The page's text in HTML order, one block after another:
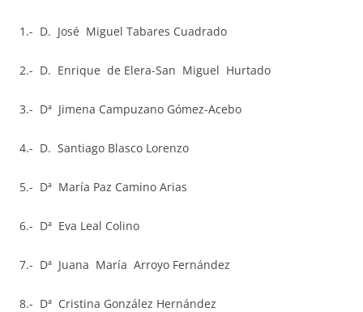
1.- D. José Miguel Tabares Cuadrado
2.- D. Enrique de Elera-San Miguel Hurtado
3.- Dª Jimena Campuzano Gómez-Acebo
4.- D. Santiago Blasco Lorenzo
5.- Dª María Paz Camino Arias
6.- Dª Eva Leal Colino
7.- Dª Juana María Arroyo Fernández
8.- Dª Cristina González Hernández